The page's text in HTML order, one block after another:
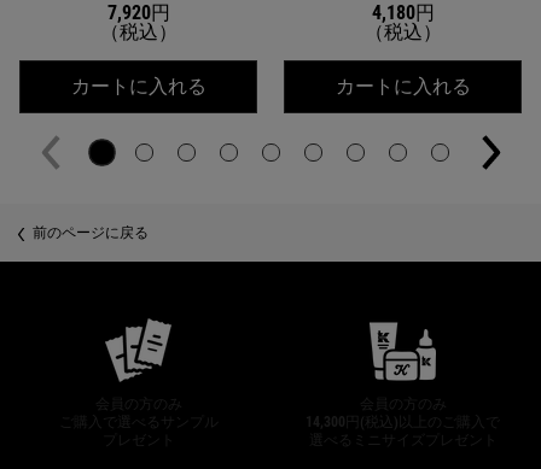
7,920円
（税込）
カートに入れる キールズ ボディクリーム UFC
4,180円
（税込）
カートに入れる
前のページに戻る
会員の方のみ
ご購入で選べるサンプル
会員の方のみ
14,300円(税込)以上のご購入で
選べるミニサイズプレゼント